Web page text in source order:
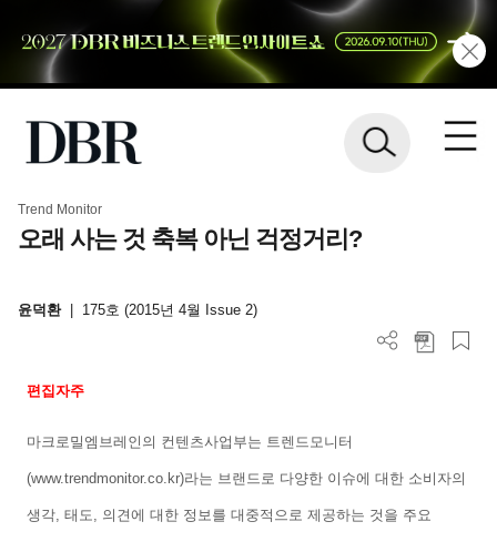
Trend Monitor
오래 사는 것 축복 아닌 걱정거리?
윤덕환 175호 (2015년 4월 Issue 2)
편집자주
마크로밀엠브레인의 컨텐츠사업부는 트렌드모니터
(www.trendmonitor.co.kr)라는 브랜드로 다양한 이슈에 대한 소비자의
생각,태도, 의견에 대한 정보를 대중적으로 제공하는 것을 주요